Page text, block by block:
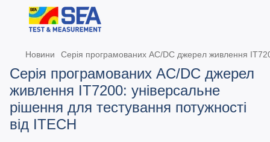
Новини Серія програмованих AC/DC джерел живлення
Серія програмованих AC/DC джерел
живлення IT7200: універсальне
рішення для тестування потужності
від ITECH